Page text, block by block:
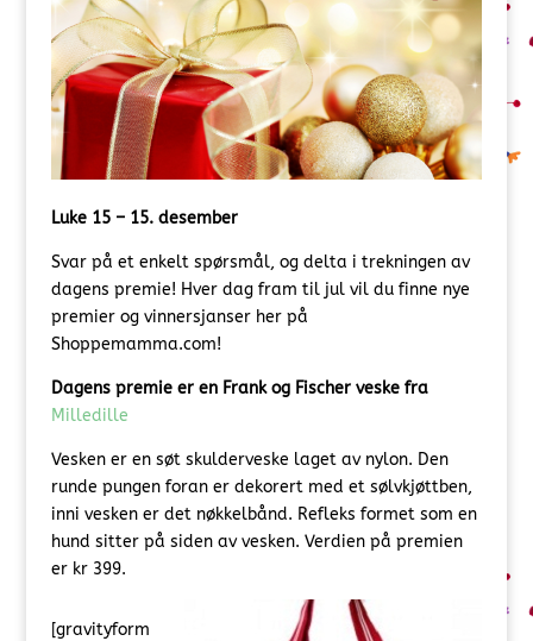
Luke 15 – 15. desember
Svar på et enkelt spørsmål, og delta i trekningen av
dagens premie! Hver dag fram til jul vil du finne nye
premier og vinnersjanser her på
Shoppemamma.com!
Dagens premie er en Frank og Fischer veske fra
Milledille
Vesken er en søt skulderveske laget av nylon. Den
runde pungen foran er dekorert med et sølvkjøttben,
inni vesken er det nøkkelbånd. Refleks formet som en
hund sitter på siden av vesken. Verdien på premien
er kr 399.
[gravityform